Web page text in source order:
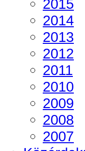
2015
2014
2013
2012
2011
2010
2009
2008
2007